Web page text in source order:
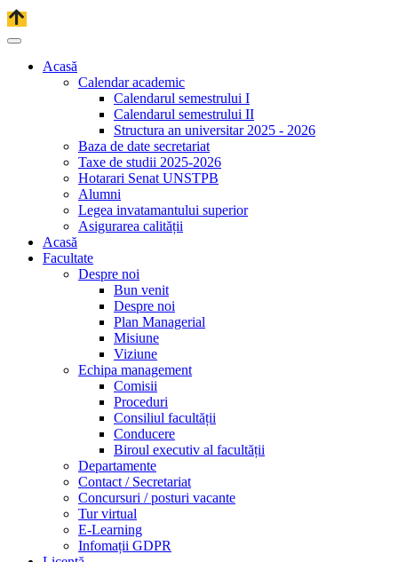
Acasă
Calendar academic
Calendarul semestrului I
Calendarul semestrului II
Structura an universitar 2025 - 2026
Baza de date secretariat
Taxe de studii 2025-2026
Hotarari Senat UNSTPB
Alumni
Legea invatamantului superior
Asigurarea calității
Acasă
Facultate
Despre noi
Bun venit
Despre noi
Plan Managerial
Misiune
Viziune
Echipa management
Comisii
Proceduri
Consiliul facultății
Conducere
Biroul executiv al facultății
Departamente
Contact / Secretariat
Concursuri / posturi vacante
Tur virtual
E-Learning
Infomații GDPR